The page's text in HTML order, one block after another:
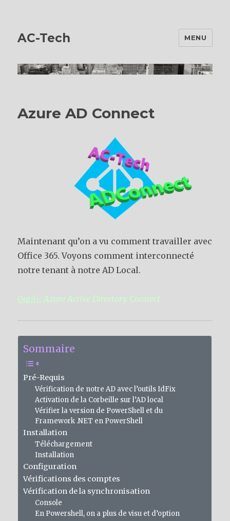
AC-Tech MENU
Azure AD Connect
Maintenant qu’on a vu comment travailler avec
Office 365. Voyons comment interconnecté
notre tenant à notre AD Local.
Outils: Azure Active Directory Connect
Sommaire
Pré-Requis
Vérification de notre AD avec l’outils IdFix
Activation de la Corbeille sur l’AD local
Vérifier la version de PowerShell et du
Framework .NET en PowerShell
Installation
Téléchargement
Installation
Configuration
Vérifications des comptes
Vérification de la synchronisation
Console
En Powershell, on a plus de visu et d’option